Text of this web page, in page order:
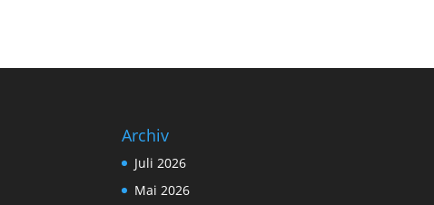
Archiv
Juli 2026
Mai 2026